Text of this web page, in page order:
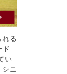
る
ド
い
ニ